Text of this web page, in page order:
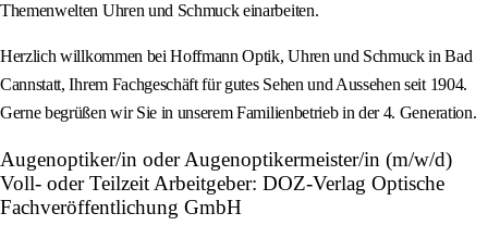
Themenwelten Uhren und Schmuck einarbeiten.
Herzlich willkommen bei Hoffmann Optik, Uhren und Schmuck in Bad
Cannstatt, Ihrem Fachgeschäft für gutes Sehen und Aussehen seit 1904.
Gerne begrüßen wir Sie in unserem Familienbetrieb in der 4. Generation.
Augenoptiker/in oder Augenoptikermeister/in (m/w/d)
Voll- oder Teilzeit Arbeitgeber: DOZ-Verlag Optische
Fachveröffentlichung GmbH